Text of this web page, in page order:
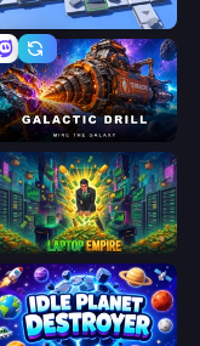
Conveyor Idle
Galactic Drill
Laptop Empire